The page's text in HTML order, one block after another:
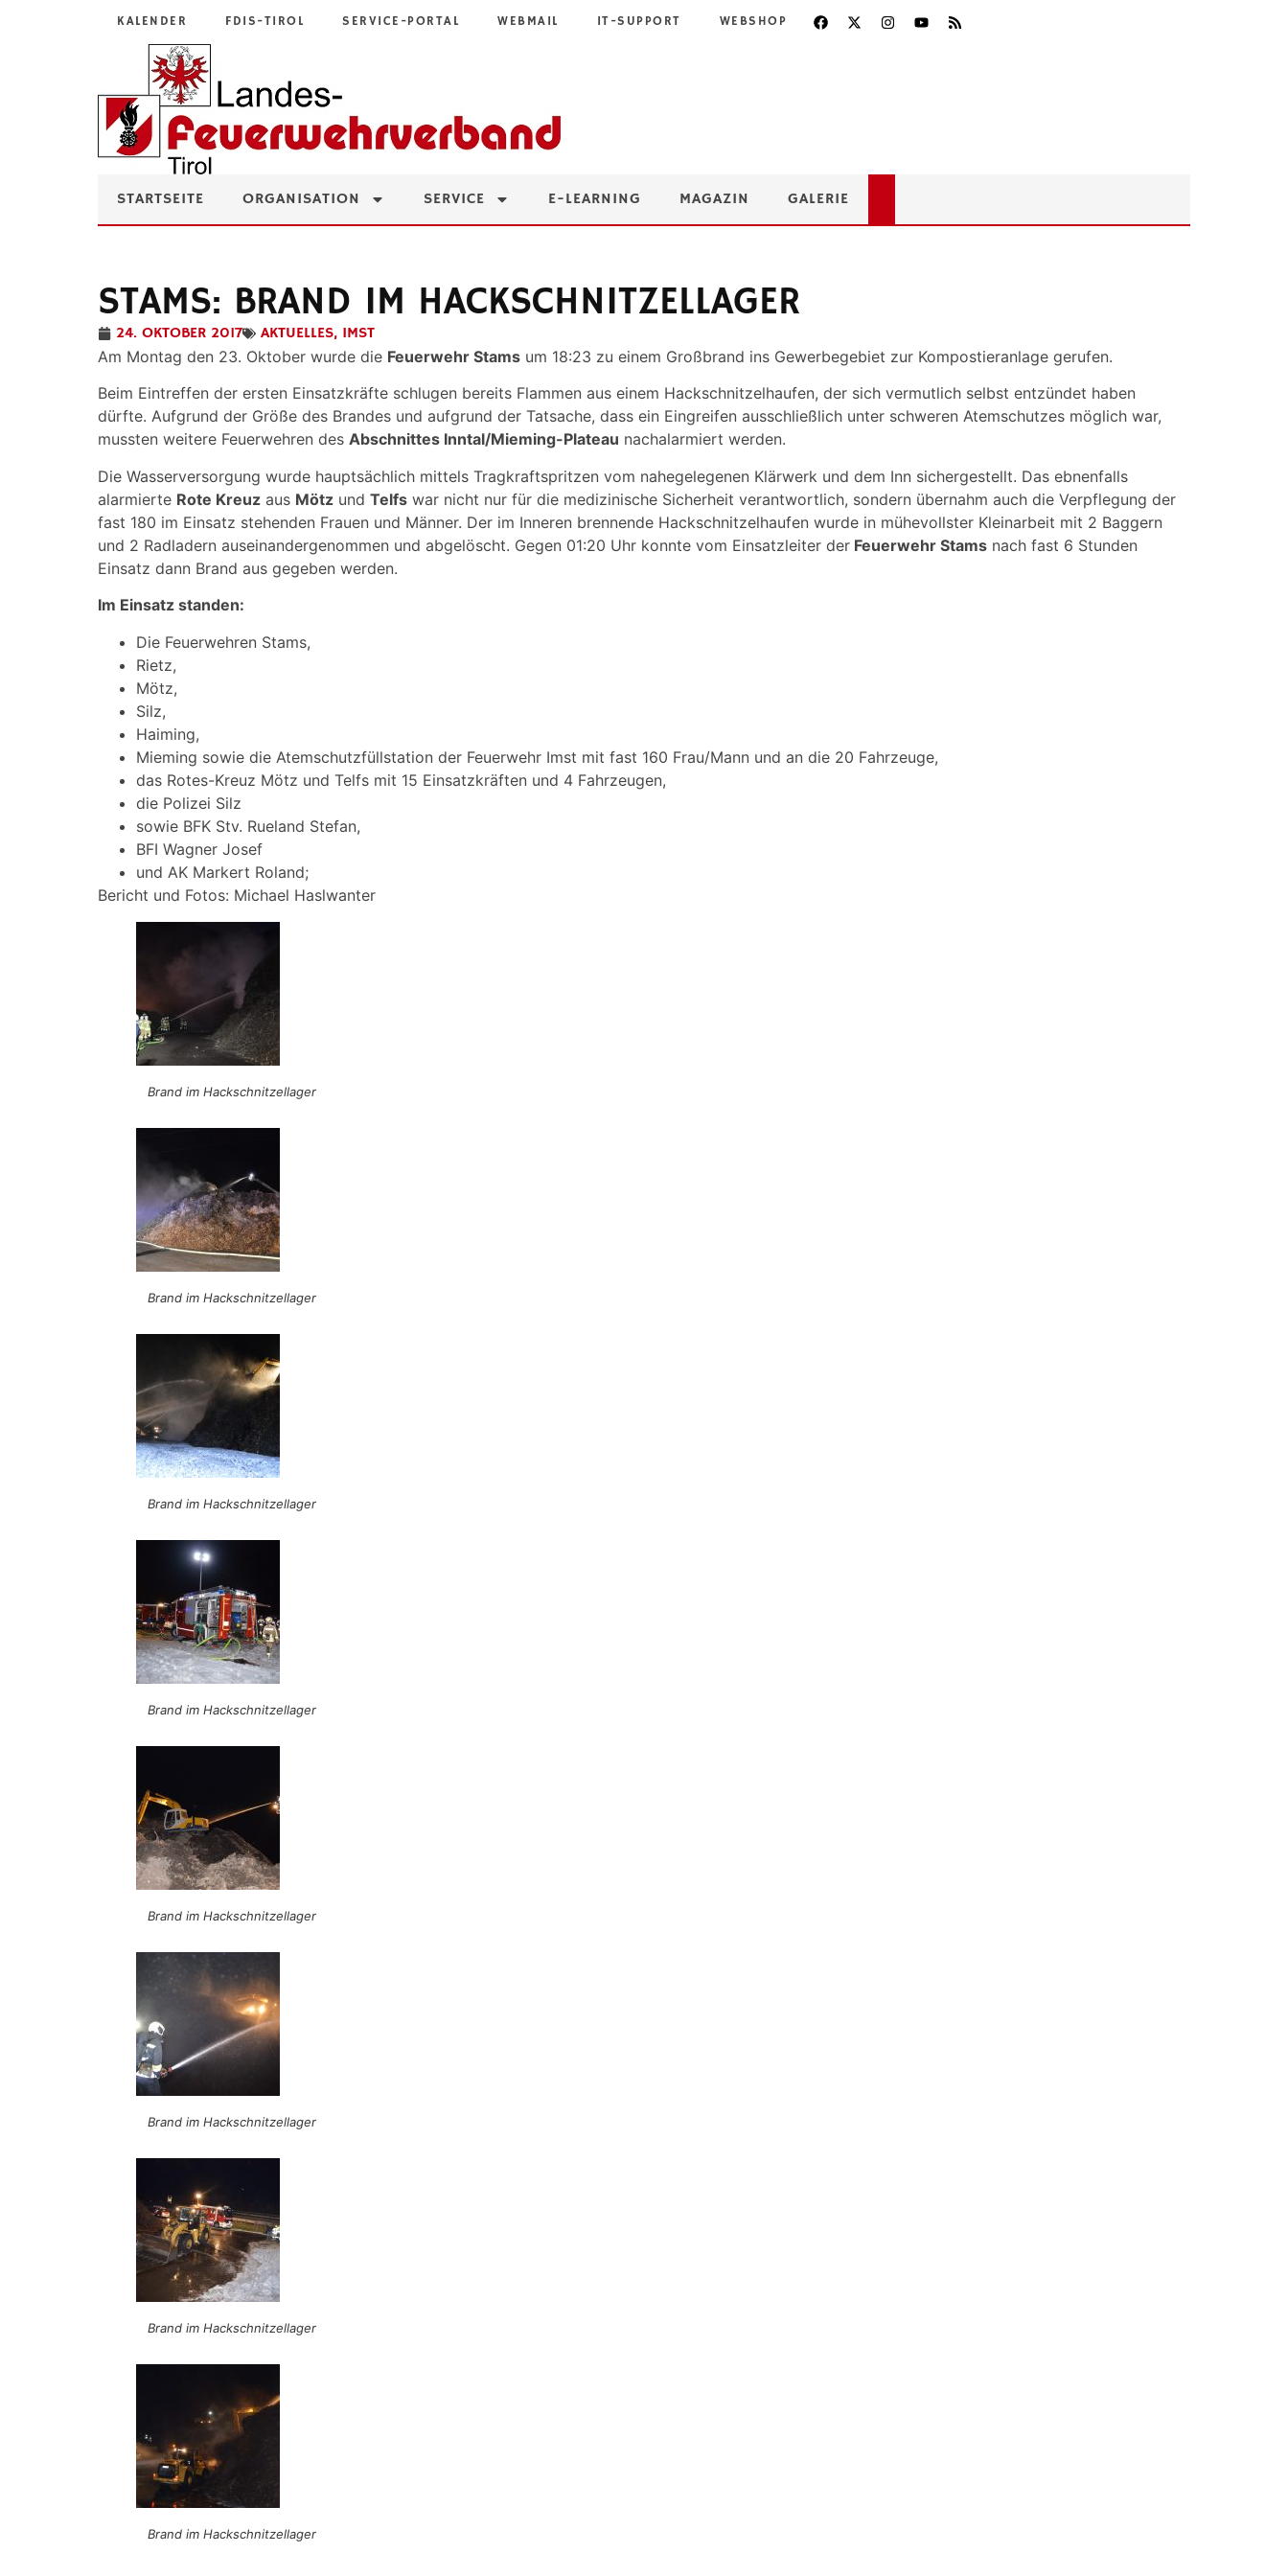
KALENDER FDIS-TIROL SERVICE-PORTAL WEBMAIL IT-SUPPORT WEBSHOP
STARTSEITE ORGANISATION SERVICE E-LEARNING MAGAZIN GALERIE
STAMS: BRAND IM HACKSCHNITZELLAGER
24. OKTOBER 2017 AKTUELLES, IMST
Am Montag den 23. Oktober wurde die Feuerwehr Stams um 18:23 zu einem Großbrand ins Gewerbegebiet zur Kompostieranlage gerufen.
Beim Eintreffen der ersten Einsatzkräfte schlugen bereits Flammen aus einem Hackschnitzelhaufen, der sich vermutlich selbst entzündet haben
dürfte. Aufgrund der Größe des Brandes und aufgrund der Tatsache, dass ein Eingreifen ausschließlich unter schweren Atemschutzes möglich war,
mussten weitere Feuerwehren des Abschnittes Inntal/Mieming-Plateau nachalarmiert werden.
Die Wasserversorgung wurde hauptsächlich mittels Tragkraftspritzen vom nahegelegenen Klärwerk und dem Inn sichergestellt. Das ebnenfalls
alarmierte Rote Kreuz aus Mötz und Telfs war nicht nur für die medizinische Sicherheit verantwortlich, sondern übernahm auch die Verpflegung der
fast 180 im Einsatz stehenden Frauen und Männer. Der im Inneren brennende Hackschnitzelhaufen wurde in mühevollster Kleinarbeit mit 2 Baggern
und 2 Radladern auseinandergenommen und abgelöscht. Gegen 01:20 Uhr konnte vom Einsatzleiter der Feuerwehr Stams nach fast 6 Stunden
Einsatz dann Brand aus gegeben werden.
Im Einsatz standen:
Die Feuerwehren Stams,
Rietz,
Mötz,
Silz,
Haiming,
Mieming sowie die Atemschutzfüllstation der Feuerwehr Imst mit fast 160 Frau/Mann und an die 20 Fahrzeuge,
das Rotes-Kreuz Mötz und Telfs mit 15 Einsatzkräften und 4 Fahrzeugen,
die Polizei Silz
sowie BFK Stv. Rueland Stefan,
BFI Wagner Josef
und AK Markert Roland;
Bericht und Fotos: Michael Haslwanter
Brand im Hackschnitzellager
Brand im Hackschnitzellager
Brand im Hackschnitzellager
Brand im Hackschnitzellager
Brand im Hackschnitzellager
Brand im Hackschnitzellager
Brand im Hackschnitzellager
Brand im Hackschnitzellager